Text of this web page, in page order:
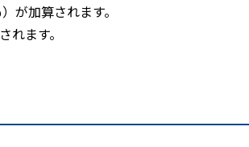
が加算されます。
ます。